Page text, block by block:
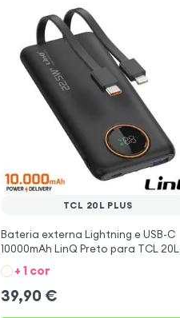
TCL 20L PLUS
Bateria externa Lightning e USB-C
10000mAh LinQ Preto para TCL 20L
Plus
+ 1 cor
39,90 €